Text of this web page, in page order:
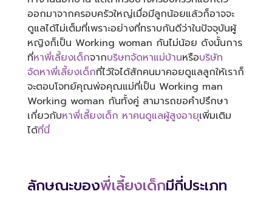
ออกมาจากครอบครัวใหญ่เมื่อมีลูกน้อยแล้วก็อาจจะ
ดูแลได้ไม่เต็มที่เพราะอย่างที่ทราบกันดีว่าในปัจจุบันผู้
หญิงก็เป็น Working woman กันไม่น้อย ดังนั้นการ
ที่หาพี่เลี้ยงเด็กจากบริษทจัดหาแม่บ้านหรือบริษัท
จัดหาพี่เลี้ยงเด็กที่ไว้ใจได้สักคนมาคอยดูแลลูกให้เราก็
จะตอบโจทย์คุณพ่อคุณแม่ที่เป็น Working man
Working woman กันทั้งคู่ สามารถขอคำปรึกษา
เกี่ยวกับหาพี่เลี้ยงเด็ก หาคนดูแลผู้สูงอายุเพิ่มเติม
ได้ที่นี่
ลักษณะของพี่เลี้ยงเด็กมีกี่ประเภท